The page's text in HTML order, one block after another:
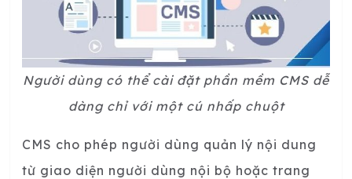
Người dùng có thể cài đặt phần mềm CMS dễ
dàng chỉ với một cú nhấp chuột
CMS cho phép người dùng quản lý nội dung
từ giao diện người dùng nội bộ hoặc trang